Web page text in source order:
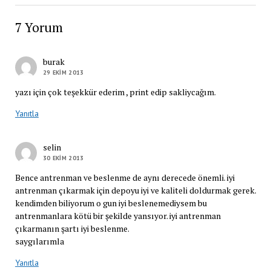
7 Yorum
burak
29 EKIM 2013
yazı için çok teşekkür ederim , print edip sakliycağım.
Yanıtla
selin
30 EKIM 2013
Bence antrenman ve beslenme de aynı derecede önemli. iyi
antrenman çıkarmak için depoyu iyi ve kaliteli doldurmak gerek.
kendimden biliyorum o gun iyi beslenemediysem bu
antrenmanlara kötü bir şekilde yansıyor. iyi antrenman
çıkarmanın şartı iyi beslenme.
saygılarımla
Yanıtla